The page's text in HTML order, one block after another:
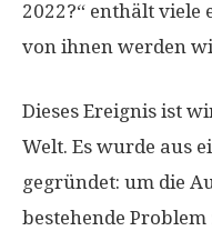
2022?“ enthält viele
von ihnen werden
Dieses Ereignis ist
Welt. Es wurde aus
gegründet: um die
bestehende